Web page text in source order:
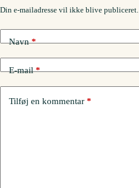
Din e-mailadresse vil ikke blive publiceret.
Navn*
E-mail*
Tilføj en kommentar *